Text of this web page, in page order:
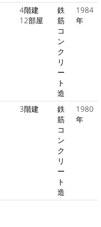
4階建
12部屋
鉄
筋
コ
ン
ク
リ
ー
ト
造
1984
年
3階建
鉄
筋
コ
ン
ク
リ
ー
ト
造
1980
年